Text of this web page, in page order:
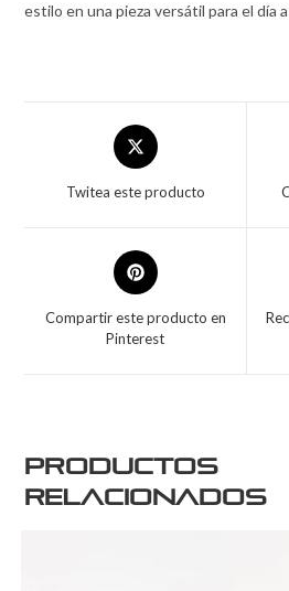
estilo en una pieza versátil para el día
Twitea este producto
Compartir este producto en
Pinterest
Productos
relacionados